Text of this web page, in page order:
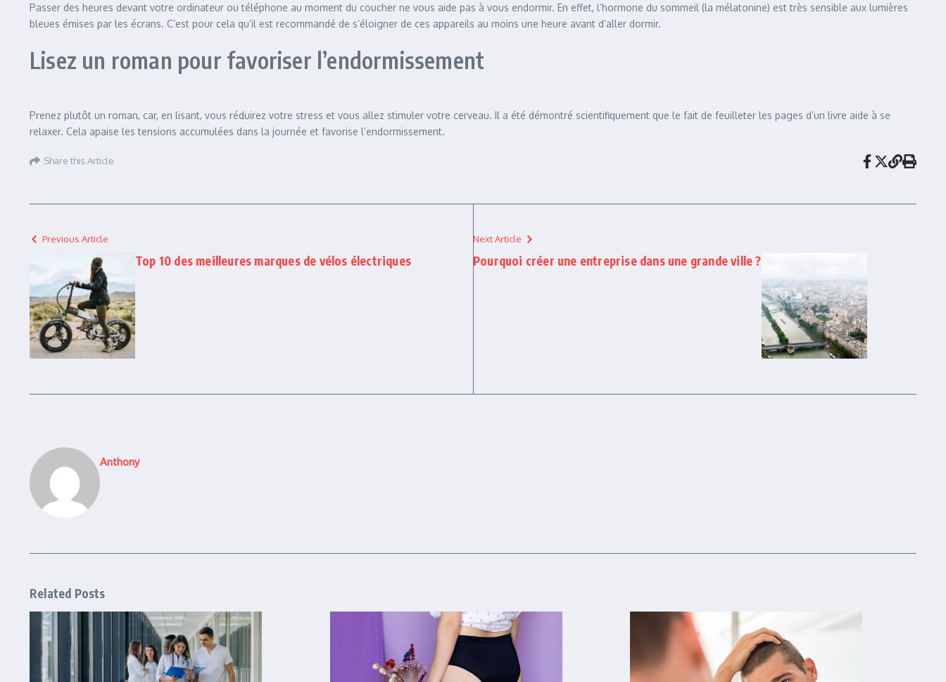
Passer des heures devant votre ordinateur ou téléphone au moment du coucher ne vous aide pas à vous endormir. En effet, l’hormone du sommeil (la mélatonine) est très sensible aux lumières
bleues émises par les écrans. C’est pour cela qu’il est recommandé de s’éloigner de ces appareils au moins une heure avant d’aller dormir.
Lisez un roman pour favoriser l’endormissement
Prenez plutôt un roman, car, en lisant, vous réduirez votre stress et vous allez stimuler votre cerveau. Il a été démontré scientifiquement que le fait de feuilleter les pages d’un livre aide à se
relaxer. Cela apaise les tensions accumulées dans la journée et favorise l’endormissement.
Share this Article
Previous Article
Top 10 des meilleures marques de vélos électriques
Next Article
Pourquoi créer une entreprise dans une grande ville ?
Anthony
Related Posts